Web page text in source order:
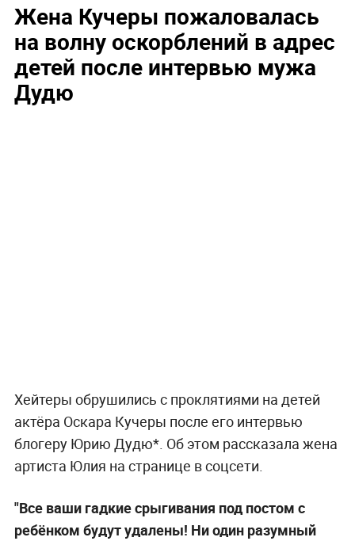
Жена Кучеры пожаловалась
на волну оскорблений в адрес
детей после интервью мужа
Дудю
Хейтеры обрушились с проклятиями на детей
актёра Оскара Кучеры после его интервью
блогеру Юрию Дудю*. Об этом рассказала жена
артиста Юлия на странице в соцсети.
"Все ваши гадкие срыгивания под постом с
ребёнком будут удалены! Ни один разумный